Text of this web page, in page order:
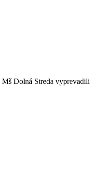
Dolná Streda vyprevadili